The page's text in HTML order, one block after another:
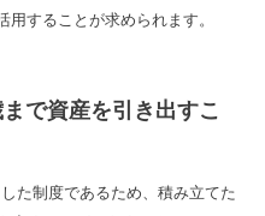
することが求められます。
で資産を引き出すこ
た制度であるため、積み立てた